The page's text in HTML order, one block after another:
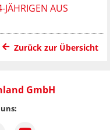
JÄHRIGEN AUS
Zurück zur Übersicht
GmbH